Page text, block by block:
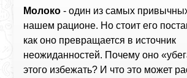
Молоко - один из самых
нашем рационе. Но стоит его
как оно превращается в источник
неожиданностей. Почему оно
этого избежать? И что это может